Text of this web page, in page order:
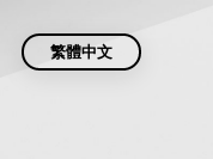
繁體中文